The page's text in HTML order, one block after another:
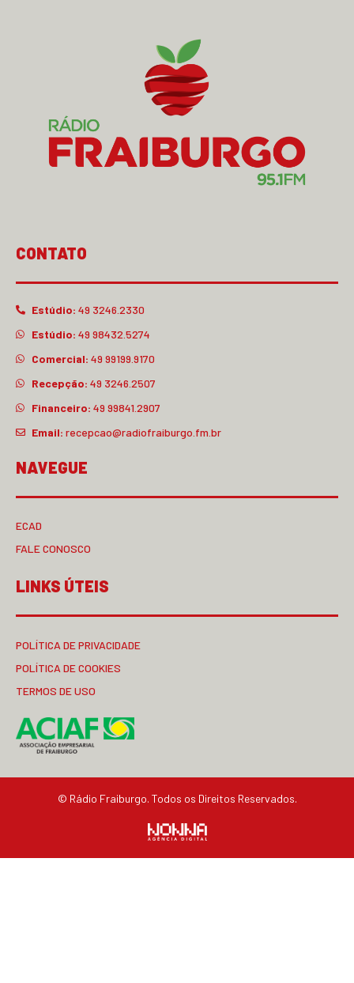
CONTATO
Estúdio: 49 3246.2330
Estúdio: 49 98432.5274
Comercial: 49 99199.9170
Recepção: 49 3246.2507
Financeiro: 49 99841.2907
Email: recepcao@radiofraiburgo.fm.br
NAVEGUE
ECAD
FALE CONOSCO
LINKS ÚTEIS
POLÍTICA DE PRIVACIDADE
POLÍTICA DE COOKIES
TERMOS DE USO
© Rádio Fraiburgo. Todos os Direitos Reservados.